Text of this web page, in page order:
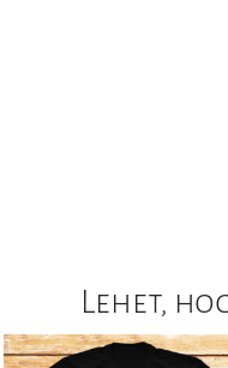
Lehet,